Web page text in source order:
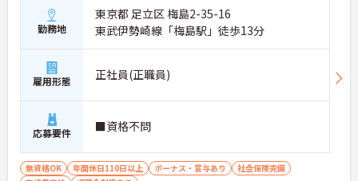
勤務地
東京都 足立区 梅島2-35-16
東武伊勢崎線「梅島駅」徒歩13分
雇用形態 正社員(正職員)
応募要件 ■資格不問
無資格OK 年間休日110日以上 ボーナス・賞与あり
社会保険完備